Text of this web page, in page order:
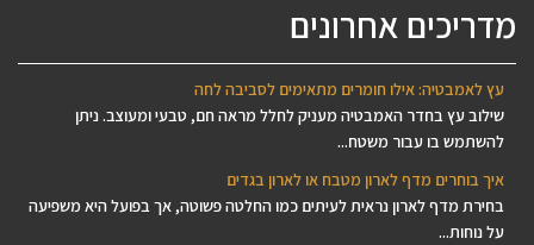
מדריכים אחרונים
עץ לאמבטיה: אילו חומרים מתאימים לסביבה לחה
שילוב עץ בחדר האמבטיה מעניק לחלל מראה חם, טבעי ומעוצב. ניתן
להשתמש בו עבור משטח...
איך בוחרים מדף לארון מטבח או לארון בגדים
בחירת מדף לארון נראית לעיתים כמו החלטה פשוטה, אך בפועל היא משפיעה
על נוחות...